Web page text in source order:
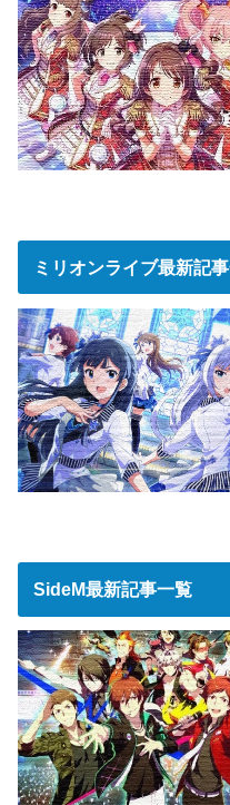
ミリオンライブ最新記
SideM最新記事一覧